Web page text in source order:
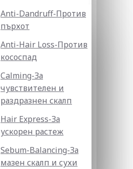
Anti-Dandruff-Против
пърхот
Anti-Hair Loss-Против
кососпад
Calming-За
чувствителен и
раздразнен скалп
Hair Express-За
ускорен растеж
Sebum-Balancing-За
мазен скалп и сухи